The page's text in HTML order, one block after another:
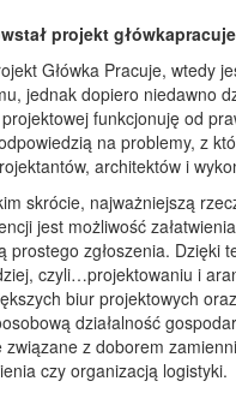
projekt
Główka Pracuje, wtedy
jednak dopiero niedawno
funkcjonuję od
na problemy, z
architektów i
skrócie, najważniejszą
jest możliwość
prostego zgłoszenia. Dzięki
czyli…projektowaniu i
biur projektowych
działalność
związane z doborem
czy organizacją logistyki.